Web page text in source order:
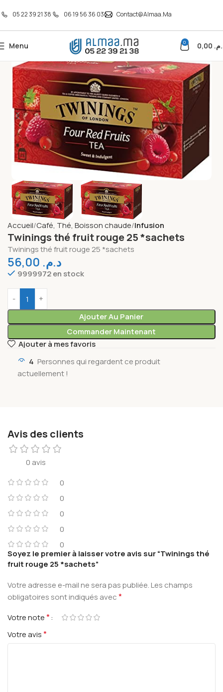
05 22 39 21 38 06 19 56 36 03 Contact@almaa.ma
Menu 0
Accueil Café, Thé, Boisson chaude Infusion
Twinings thé fruit rouge 25 *sachets
Twinings thé fruit rouge 25 *sachets
د.م.
9999972 en stock
Ajouter Au Panier
Commander Maintenant
Ajouter à mes favoris
4 Personnes qui regardent ce produit
actuellement !
Avis des clients
0 avis
0
0
0
0
0
Soyez le premier à laisser votre avis sur “Twinings thé
fruit rouge 25 *sachets”
Votre adresse e-mail ne sera pas publiée.Les champs
obligatoires sont indiqués avec*
Votre note*
Votre avis*